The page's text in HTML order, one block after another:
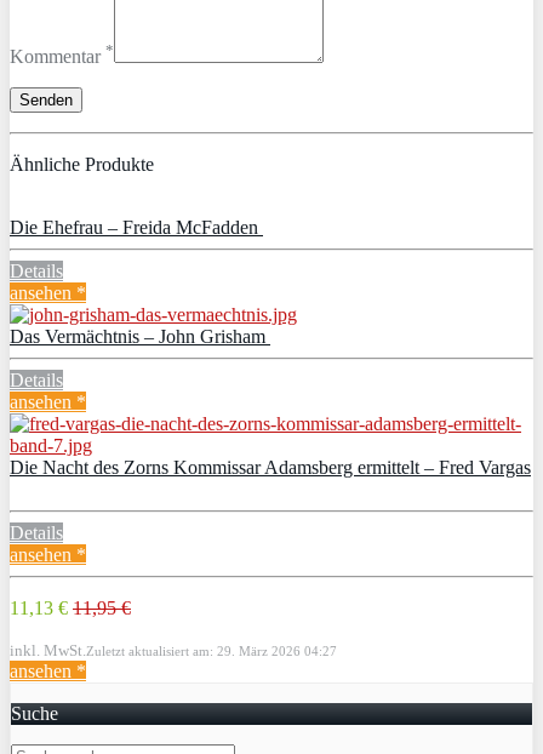
Kommentar *
Ähnliche Produkte
Die Ehefrau – Freida McFadden
Details
ansehen *
Das Vermächtnis – John Grisham
Details
ansehen *
Die Nacht des Zorns Kommissar Adamsberg ermittelt – Fred Vargas
Details
ansehen *
11,13 € 11,95 €
inkl. MwSt. Zuletzt aktualisiert am: 29. März 2026 04:27
ansehen *
Suche